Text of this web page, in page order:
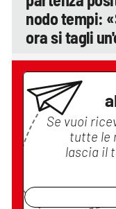
nodo tempi:
ora si tagli
Se vuoi
tutte le
lascia il